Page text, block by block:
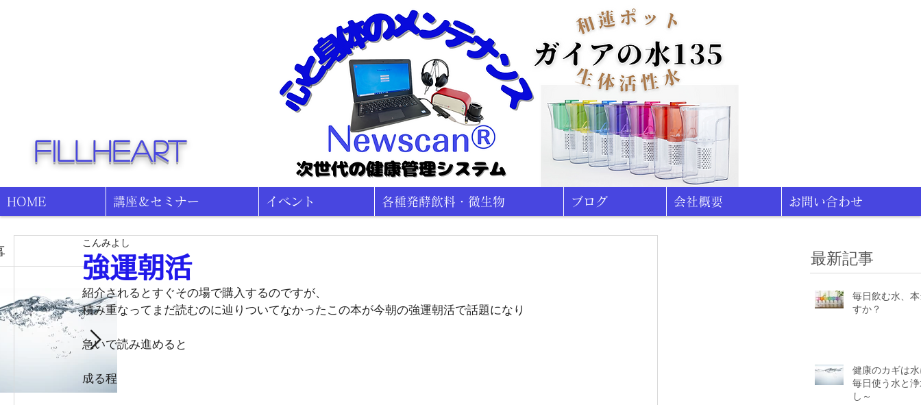
fillheart
HOME 講座＆セミナー イベント 各種発酵飲料・微生物 ブログ 会社概要 お問い合わせ
強運朝活
こんみよし
紹介されるとすぐその場で購入するのですが、
積み重なってまだ読むのに辿りついてなかったこの本が今朝の強運朝活で話題になり
急いで読み進めると
成る程
最新記事
毎日飲む水、
すか？
健康のカギは
毎日使う水と
し～